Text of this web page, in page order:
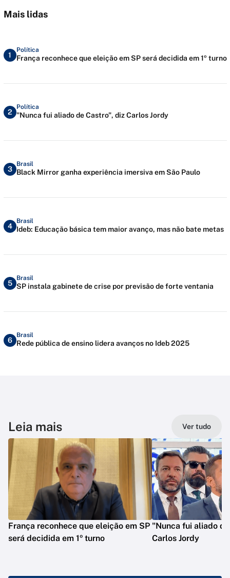
Mais lidas
1
Política
França reconhece que eleição em SP será decidida em 1º turno
2
Política
"Nunca fui aliado de Castro", diz Carlos Jordy
3
Brasil
Black Mirror ganha experiência imersiva em São Paulo
4
Brasil
Ideb: Educação básica tem maior avanço, mas não bate metas
5
Brasil
SP instala gabinete de crise por previsão de forte ventania
6
Brasil
Rede pública de ensino lidera avanços no Ideb 2025
Leia mais Ver tudo
França reconhece que eleição em SP
será decidida em 1º turno
"Nunca fui aliado
Carlos Jordy